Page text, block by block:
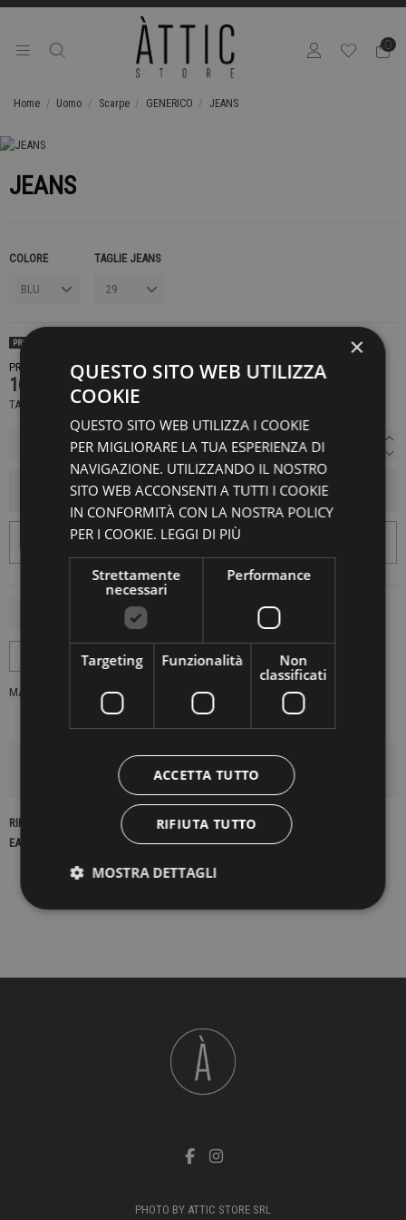
0
Home Uomo Scarpe GENERICO JEANS
JEANS
COLORE TAGLIE JEANS
PRODOTTO DISPONIBILE CON DIVERSE OPZIONI
PRODOTTO NON DISPONIBILE CONTATTACI PER SAPERE DI PIÙ
169,00 €
TASSE INCLUSE
AGGIUNGI AL CARRELLO
MARCA:
DETTAGLI DEL PRODOTTO
RIFERIMENTO
EAN13
PHOTO BY ATTIC STORE SRL
×
QUESTO SITO WEB UTILIZZA
COOKIE
QUESTO SITO WEB UTILIZZA I COOKIE
PER MIGLIORARE LA TUA ESPERIENZA DI
NAVIGAZIONE. UTILIZZANDO IL NOSTRO
SITO WEB ACCONSENTI A TUTTI I COOKIE
IN CONFORMITÀ CON LA NOSTRA POLICY
PER I COOKIE. LEGGI DI PIÙ
Strettamente
necessari
Performance
Targeting Funzionalità
Non
classificati
ACCETTA TUTTO
RIFIUTA TUTTO
MOSTRA DETTAGLI